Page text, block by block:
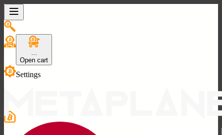
...
Open cart
Settings